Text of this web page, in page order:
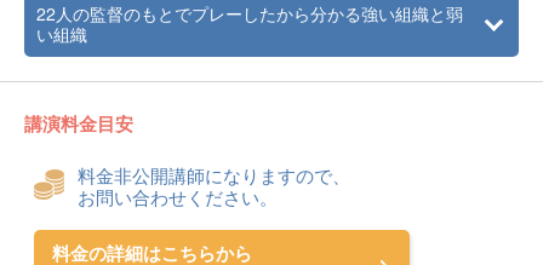
22人の監督のもとでプレーしたから分かる強い組織と弱
い組織
講演料金目安
料金非公開講師になりますので、
お問い合わせください。
料金の詳細はこちらから